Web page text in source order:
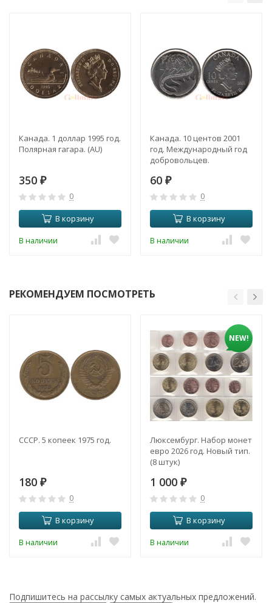
Канада. 1 доллар 1995 год.
Полярная гагара. (AU)
350 ₽
0
В корзину
В наличии
Канада. 10 центов 2001
год. Международный год
добровольцев.
60 ₽
0
В корзину
В наличии
РЕКОМЕНДУЕМ ПОСМОТРЕТЬ
СССР. 5 копеек 1975 год.
180 ₽
0
В корзину
В наличии
NEW!
Люксембург. Набор монет
евро 2026 год. Новый тип.
(8 штук)
1 000 ₽
0
В корзину
В наличии
Подпишитесь на рассылку самых актуальных предложений.